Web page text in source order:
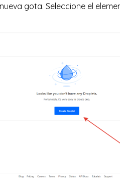
gota. Seleccione el